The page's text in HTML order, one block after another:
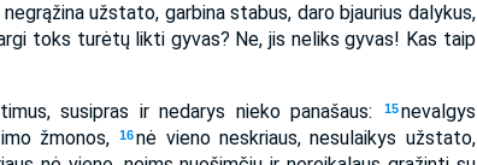
užstato, garbina stabus, daro bjaurius dalykus,
toks turėtų likti gyvas? Ne, jis neliks gyvas! Kas taip
susipras ir nedarys nieko panašaus: 15 nevalgys
žmonos,
16 nė vieno neskriaus, nesulaikys užstato,